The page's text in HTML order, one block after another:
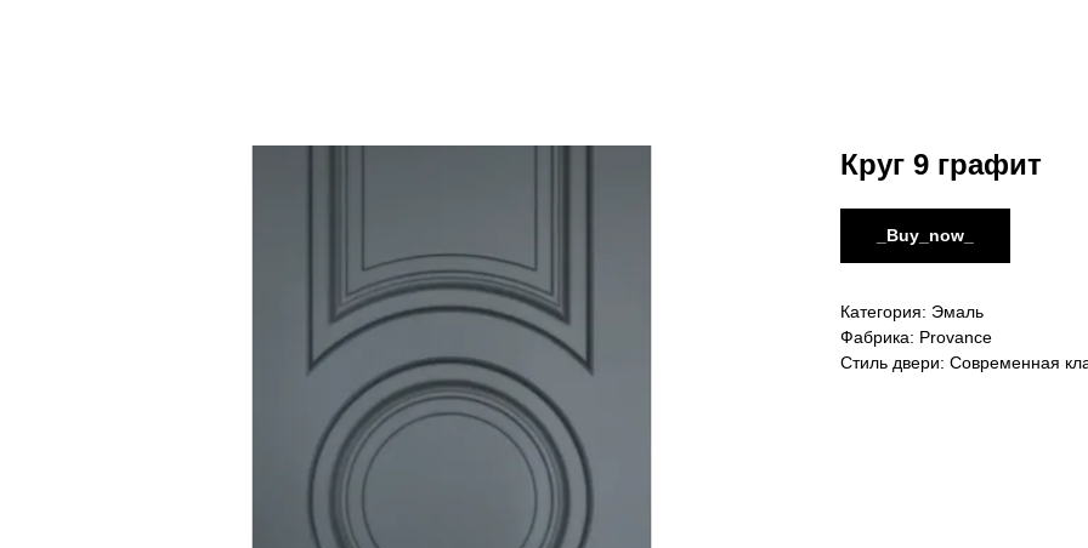
Круг 9 графит
_Buy_now_
Категория: Эмаль
Фабрика: Provance
Стиль двери: Современная